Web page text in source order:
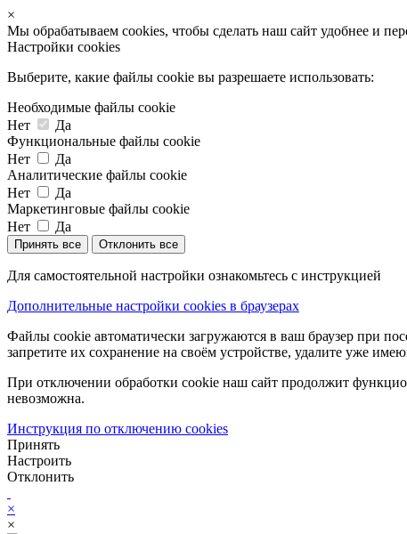
×
Мы обрабатываем cookies, чтобы сделать наш сайт удобнее и
Настройки cookies
Выберите, какие файлы cookie вы разрешаете использовать:
Необходимые файлы cookie
Нет
Да
Функциональные файлы cookie
Нет
Да
Аналитические файлы cookie
Нет
Да
Маркетинговые файлы cookie
Нет
Да
Принять все Отклонить все
Для самостоятельной настройки ознакомьтесь с инструкцией
Дополнительные настройки cookies в браузерах
Файлы cookie автоматически загружаются в ваш браузер при
запретите их сохранение на своём устройстве, удалите уже
При отключении обработки cookie наш сайт продолжит
невозможна.
Инструкция по отключению cookies
Принять
Настроить
Отклонить
×
×